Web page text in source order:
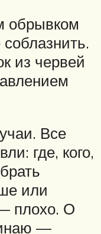
обрывком
из червей
Все
где, кого,
или
плохо. О
—